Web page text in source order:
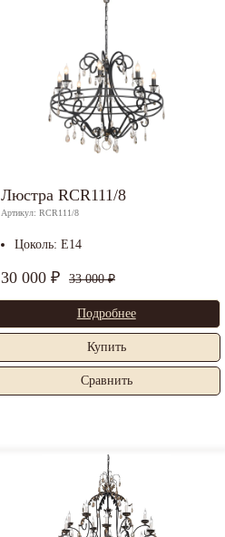
Люстра RCR111/8
Артикул: RCR111/8
Цоколь: E14
30 000 ₽ 33 000 ₽
Подробнее
Купить
Cравнить